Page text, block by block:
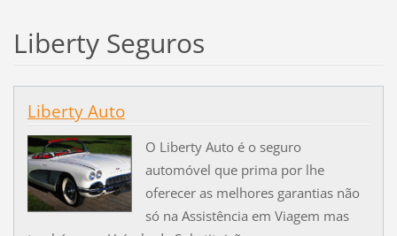
Liberty Seguros
Liberty Auto
O Liberty Auto é o seguro
automóvel que prima por lhe
oferecer as melhores garantias não
só na Assistência em Viagem mas